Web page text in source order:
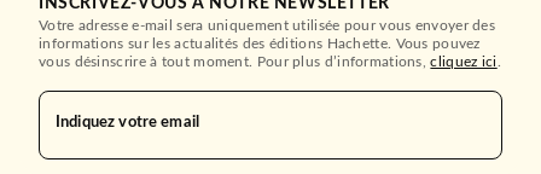
INSCRIVEZ-VOUS À NOTRE NEWSLETTER
Votre adresse e-mail sera uniquement utilisée pour vous envoyer des
informations sur les actualités des éditions Hachette. Vous pouvez
vous désinscrire à tout moment. Pour plus d’informations,cliquez ici
Indiquez votre email